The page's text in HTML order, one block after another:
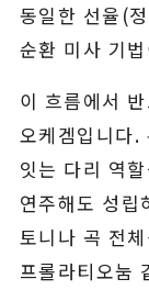
동일한 선율(
순환 미사 기
이 흐름에서
오케겜입니다.
잇는 다리 역
연주해도 성립
토니나 곡 전
프롤라티오눔